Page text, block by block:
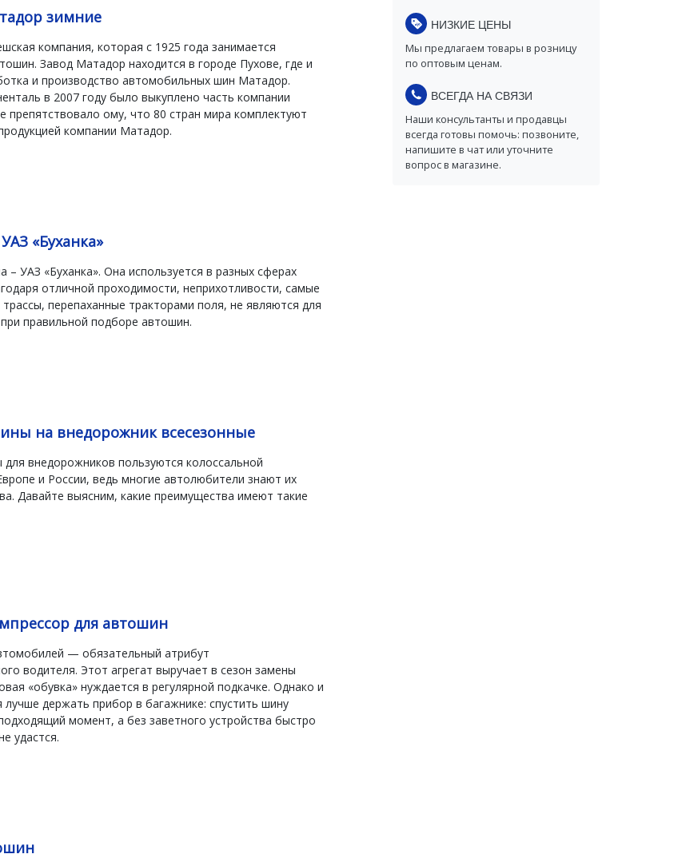
зимние
компания, которая с 1925 года занимается
Завод Матадор находится в городе Пухове, где и
и производство автомобильных шин Матадор.
в 2007 году было выкуплено часть компании
препятствовало ому, что 80 стран мира комплектуют
компании Матадор.
«Буханка»
– УАЗ «Буханка». Она используется в разных сферах
отличной проходимости, неприхотливости, самые
перепаханные тракторами поля, не являются для
правильной подборе автошин.
на внедорожник всесезонные
внедорожников пользуются колоссальной
и России, ведь многие автолюбители знают их
Давайте выясним, какие преимущества имеют такие
для автошин
— обязательный атрибут
водителя. Этот агрегат выручает в сезон замены
«обувка» нуждается в регулярной подкачке. Однако и
лучше держать прибор в багажнике: спустить шину
момент, а без заветного устройства быстро
удастся.
НИЗКИЕ ЦЕНЫ
Мы предлагаем товары в розницу
по оптовым ценам.
ВСЕГДА НА СВЯЗИ
Наши консультанты и продавцы
всегда готовы помочь: позвоните,
напишите в чат или уточните
вопрос в магазине.